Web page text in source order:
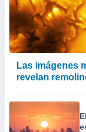
Las imágenes
revelan